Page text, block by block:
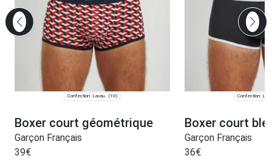
Confection: Lavau (10)
Boxer court géométrique
Garçon Français
39€
Confection:
Boxer court
Garçon Français
36€